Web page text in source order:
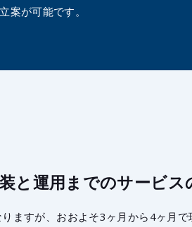
案が可能です。
と運用までのサービス
ますが、おおよそ3ヶ月から4ヶ月